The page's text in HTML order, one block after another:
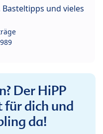
und vieles
Der HiPP
für dich und
da!